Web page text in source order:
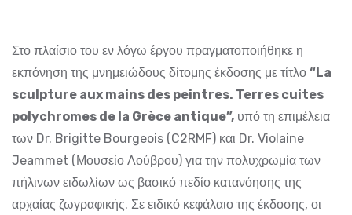
Στο πλαίσιο του εν λόγω έργου πραγματοποιήθηκε η
εκπόνηση της μνημειώδους δίτομης έκδοσης με τίτλο “La
sculpture aux mains des peintres. Terres cuites
polychromes de la Grèce antique”, υπό τη επιμέλεια
των Dr. Brigitte Bourgeois (C2RMF) και Dr. Violaine
Jeammet (Μουσείο Λούβρου) για την πολυχρωμία των
πήλινων ειδωλίων ως βασικό πεδίο κατανόησης της
αρχαίας ζωγραφικής. Σε ειδικό κεφάλαιο της έκδοσης, οι